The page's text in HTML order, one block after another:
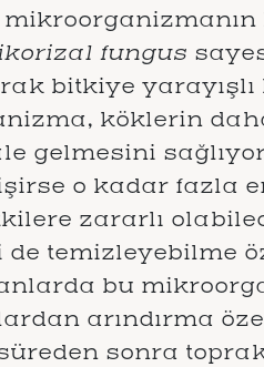
fungus
bitkiye
köklerin
gelmesini
o kadar fazla
zararlı
de temizleyebilme
bu
arındırma
sonra